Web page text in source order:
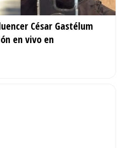
César Gastélum
en vivo en